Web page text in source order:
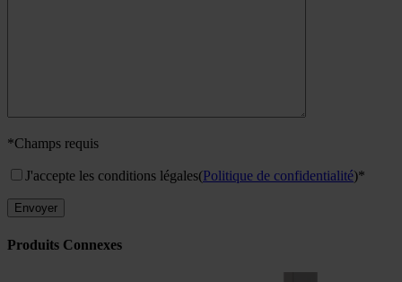
*Champs requis
J'accepte les conditions légales(Politique de confidentialité)*
Produits Connexes